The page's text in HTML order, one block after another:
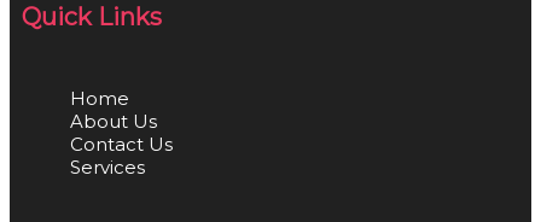
Quick Links
Home
About Us
Contact Us
Services